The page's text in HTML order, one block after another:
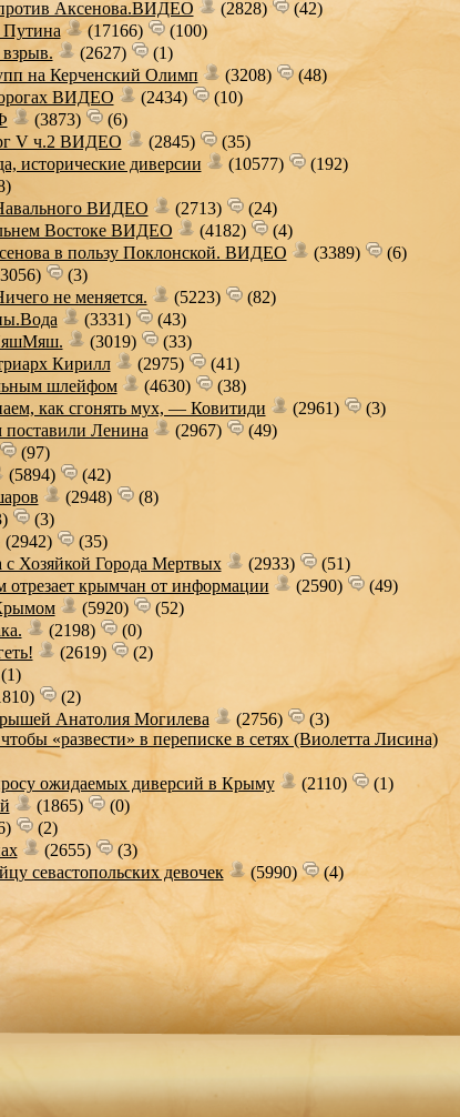
Аксенова.ВИДЕО
(2828)
(42)
(17166)
(100)
(2627)
(1)
на Керченский Олимп
(3208)
(48)
ВИДЕО
(2434)
(10)
(3873)
(6)
V ч.2 ВИДЕО
(2845)
(35)
исторические диверсии
(10577)
(192)
ВИДЕО
(2713)
(24)
Востоке ВИДЕО
(4182)
(4)
в пользу Поклонской. ВИДЕО
(3389)
(6)
(3)
не меняется.
(5223)
(82)
(3331)
(43)
(3019)
(33)
Кирилл
(2975)
(41)
шлейфом
(4630)
(38)
как сгонять мух, — Ковитиди
(2961)
(3)
Ленина
(2967)
(49)
(97)
(5894)
(42)
(2948)
(8)
(3)
(2942)
(35)
с Хозяйкой Города Мертвых
(2933)
(51)
крымчан от информации
(2590)
(49)
(5920)
(52)
(2198)
(0)
(2619)
(2)
(2)
Анатолия Могилева
(2756)
(3)
«развести» в переписке в сетях (Виолетта Лисина)
ожидаемых диверсий в Крыму
(2110)
(1)
(1865)
(0)
(2)
(2655)
(3)
севастопольских девочек
(5990) (4)